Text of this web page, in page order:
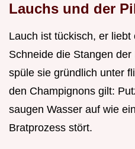
Lauchs und der
Lauch ist tückisch, er
Schneide die Stangen
spüle sie gründlich unter
den Champignons gilt:
saugen Wasser auf wie
Bratprozess stört.